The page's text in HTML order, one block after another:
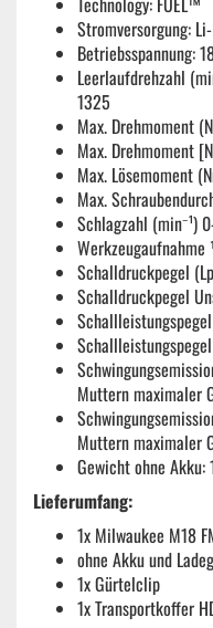
Stromversorgung:
Betriebsspannung:
Leerlaufdrehzahl
1325
Max. Drehmoment
Max. Drehmoment
Max. Lösemoment
Max.
Schlagzahl
Schalldruckpegel
Schalldruckpegel
Muttern maximaler
Muttern maximaler
Gewicht ohne Akku:
Lieferumfang:
1x Milwaukee M18
ohne Akku und
1x Gürtelclip
1x Transportkoffer